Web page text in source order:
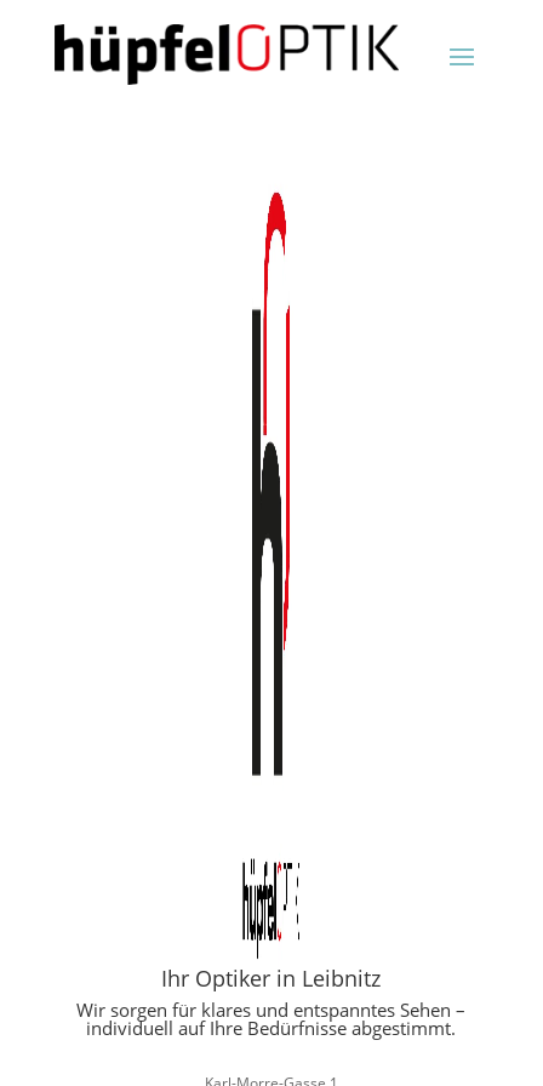
Ihr Optiker in Leibnitz
Wir sorgen für klares und entspanntes Sehen –
individuell auf Ihre Bedürfnisse abgestimmt.